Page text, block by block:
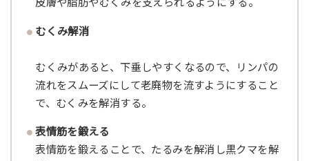
皮膚や脂肪やむくみを支えられるようにする。
むくみ解消
むくみがあると、下垂しやすくなるので、リンパの
流れをスムーズにして老廃物を流すようにすること
で、むくみを解消する。
表情筋を鍛える
表情筋を鍛えることで、たるみを解消し黒クマを解